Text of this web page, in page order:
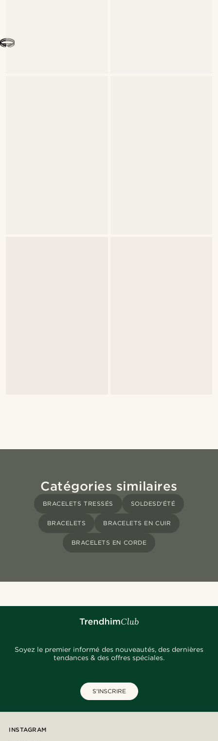
Catégories similaires
BRACELETS TRESSÉS SOLDESD'ÉTÉ
BRACELETS BRACELETS EN CUIR
BRACELETS EN CORDE
Soyez le premier informé des nouveautés, des dernières
tendances & des offres spéciales.
S'INSCRIRE
INSTAGRAM